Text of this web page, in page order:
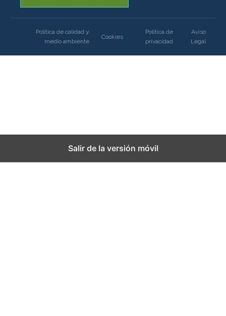
Política de calidad y
medio ambiente
Cookies
Politica de
privacidad
Aviso
Legal
Salir de la versión móvil